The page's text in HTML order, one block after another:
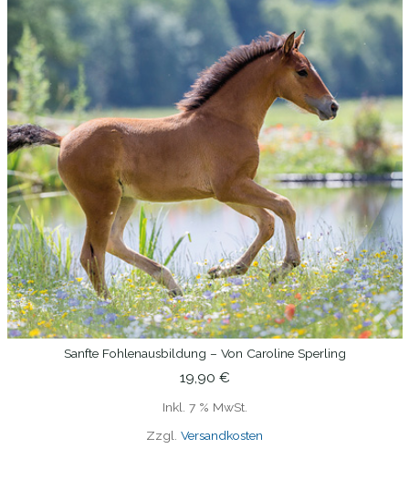
IN DEN WARENKORB
Sanfte Fohlenausbildung – Von Caroline Sperling
19,90 €
Inkl. 7 % MwSt.
Zzgl. Versandkosten